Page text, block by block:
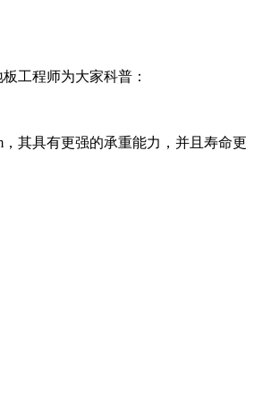
工程师为大家科普：
其具有更强的承重能力，并且寿命更